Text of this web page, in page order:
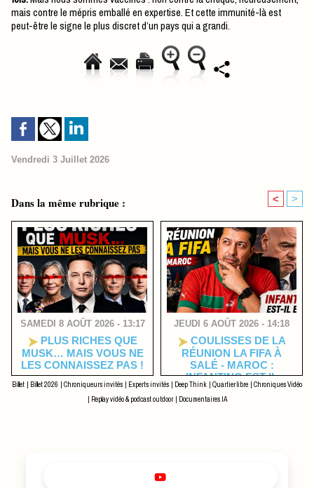
mais contre le mépris emballé en expertise. Et cette immunité-là est
peut-être le signe le plus discret d’un pays qui a grandi.
Vendredi 3 Juillet 2026
Dans la même rubrique : < >
SAMEDI 8 AOÛT 2026 - 13:17
PLUS RICHES QUE
MUSK… MAIS VOUS NE
LES CONNAISSEZ PAS !
JEUDI 6 AOÛT 2026 - 14:18
COULISSES DE LA
RÉUNION LA FIFA À
SALÉ - MAROC :
INFANTINO EST-IL
ENCORE MAÎTRE DU
JEU ?
Billet | Billet 2026 | Chroniqueurs invités | Experts invités | Deep Think | Quartier libre | Chroniques Vidéo
| Replay vidéo & podcast outdoor | Documentaires IA